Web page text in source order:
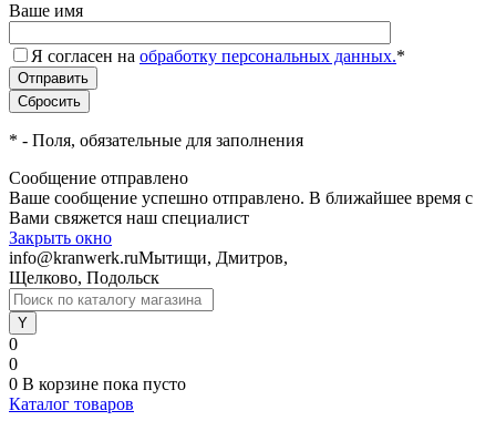
Ваше имя
Я согласен на обработку персональных данных.*
* - Поля, обязательные для заполнения
Сообщение отправлено
Ваше сообщение успешно отправлено. В ближайшее время с
Вами свяжется наш специалист
Закрыть окно
info@kranwerk.ruМытищи, Дмитров,
Щелково, Подольск
0
0
0 В корзине пока пусто
Каталог товаров